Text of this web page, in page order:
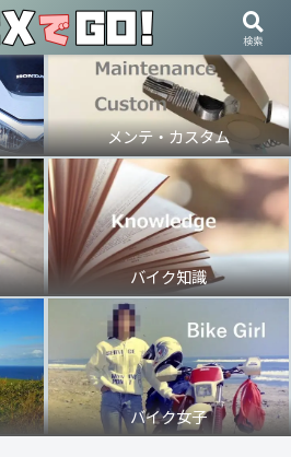
メンテ・カスタム
バイク知識
バイク女子
検索